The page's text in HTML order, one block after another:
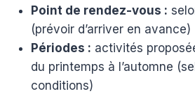
Point de rendez-vous :
(prévoir d’arriver en avance)
Périodes : activités
du printemps à l’automne
conditions)